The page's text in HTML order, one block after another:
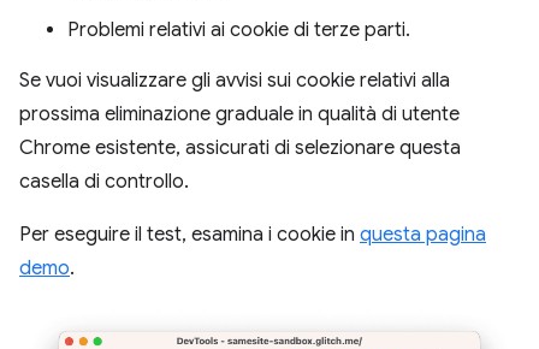
Problemi relativi ai cookie di terze parti.
Se vuoi visualizzare gli avvisi sui cookie relativi alla
prossima eliminazione graduale in qualità di utente
Chrome esistente, assicurati di selezionare questa
casella di controllo.
Per eseguire il test, esamina i cookie in questa pagina
demo.